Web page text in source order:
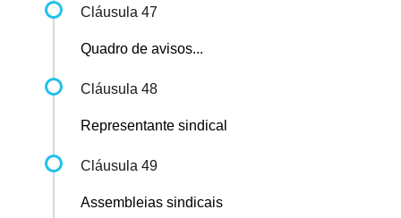
Cláusula 47
Quadro de avisos...
Cláusula 48
Representante sindical
Cláusula 49
Assembleias sindicais